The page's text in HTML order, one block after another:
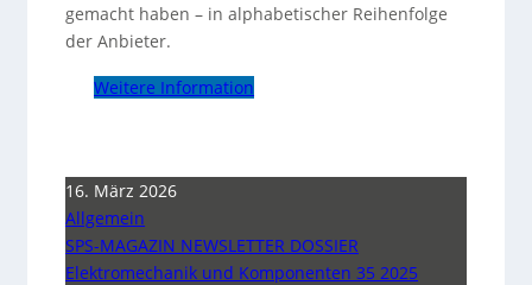
gemacht haben – in alphabetischer Reihenfolge
der Anbieter.
Weitere Information
16. März 2026
Allgemein
SPS-MAGAZIN NEWSLETTER DOSSIER
Elektromechanik und Komponenten 35 2025